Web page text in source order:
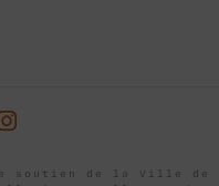
soutien de la Ville de